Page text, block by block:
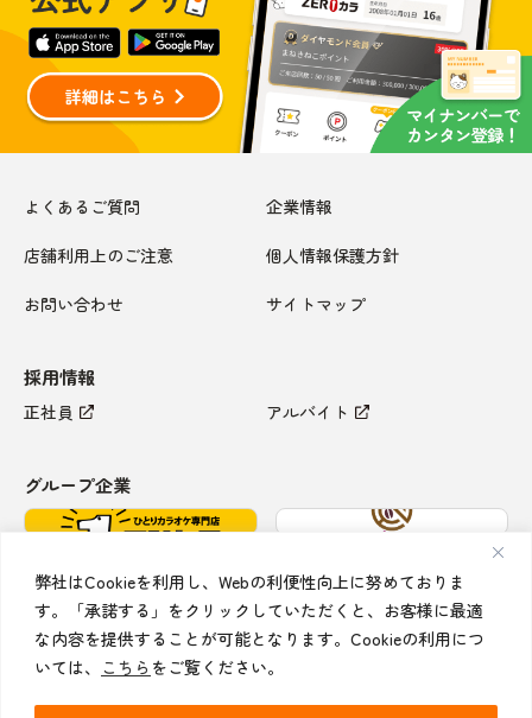
弊社はCookieを利用し、Webの利便性向上に努めておりま
す。「承諾する」をクリックしていただくと、お客様に最適
な内容を提供することが可能となります。Cookieの利用につ
いては、 こちら をご覧ください。
よくあるご質問 企業情報
店舗利用上のご注意 個人情報保護方針
お問い合わせ サイトマップ
採用情報
正社員 アルバイト
グループ企業